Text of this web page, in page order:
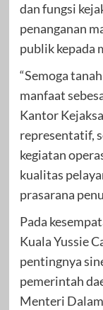
dan fungsi
penanganan
publik kepada
“Semoga
manfaat
Kantor
representatif,
kegiatan
kualitas
prasarana
Pada
Kuala Yussie
pentingnya
pemerintah
Menteri